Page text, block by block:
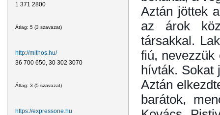
1 371 2800
Átlag: 5 (3 szavazat)
http://mithos.hu/
36 700 650, 30 302 3070
Átlag: 3 (5 szavazat)
https://expressone.hu
Aztán jöttek
az árok
társakkal.
fiú, nevezzük
hívták. Sokat
Aztán
barátok,